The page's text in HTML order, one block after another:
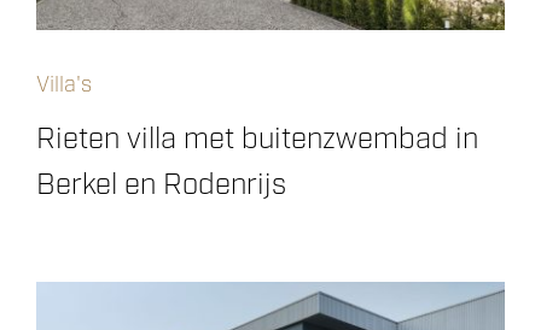
Rieten villa met buitenzwembad in
Berkel en Rodenrijs
Villa's